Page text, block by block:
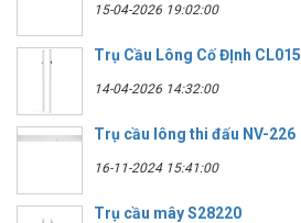
15-04-2026 19:02:00
Trụ Cầu Lông Cố ĐỊnh CL015
14-04-2026 14:32:00
Trụ cầu lông thi đấu NV-226
16-11-2024 15:41:00
Trụ cầu mây S28220